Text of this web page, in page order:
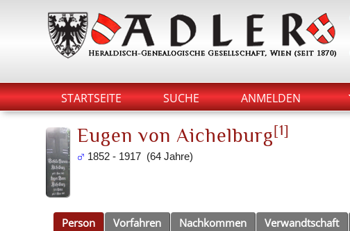
STARTSEITE SUCHE ANMELDEN
Eugen von Aichelburg[1]
1852 - 1917 (64 Jahre)
Person Vorfahren Nachkommen Verwandtschaft